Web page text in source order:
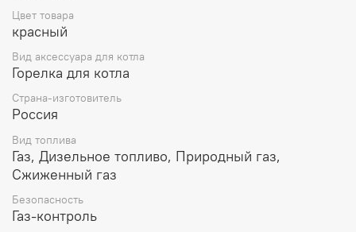
Цвет товара
красный
Вид аксессуара для котла
Горелка для котла
Страна-изготовитель
Россия
Вид топлива
Газ, Дизельное топливо, Природный газ,
Сжиженный газ
Безопасность
Газ-контроль